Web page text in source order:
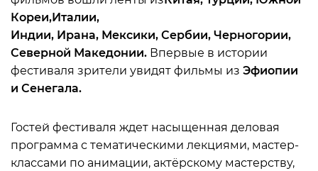
Кореи,Италии,
Индии, Ирана, Мексики, Сербии, Черногории,
Северной Македонии. Впервые в истории
фестиваля зрители увидят фильмы из Эфиопии
и Сенегала.
Гостей фестиваля ждет насыщенная деловая
программа с тематическими лекциями, мастер-
классами по анимации, актёрскому мастерству,